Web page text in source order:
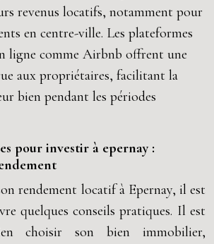
revenus locatifs, notamment pour
en centre-ville. Les plateformes
ligne comme Airbnb offrent une
aux propriétaires, facilitant la
bien pendant les périodes
pour investir à epernay :
rendement locatif à Epernay, il est
quelques conseils pratiques. Il est
choisir son bien immobilier,